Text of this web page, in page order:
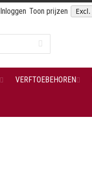
Inloggen Toon prijzen
VERFTOEBEHOREN